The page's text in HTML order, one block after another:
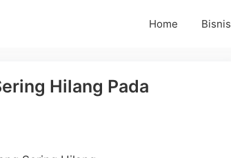
Home Bisnis
Hilang Pada